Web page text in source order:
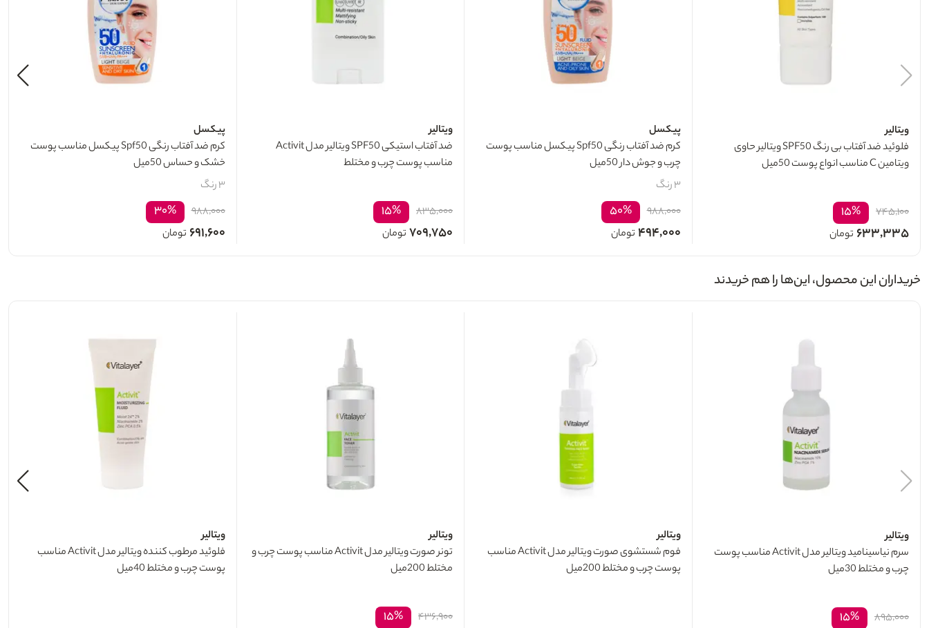
ویتالیر
فلوئید ضد آفتاب بی رنگ SPF50 ویتالیر حاوی
ویتامین C مناسب انواع پوست 50میل
۷۴۵,۱۰۰ ۱۵%
۶۳۳,۳۳۵ تومان
پیکسل
کرم ضد آفتاب رنگی Spf50 پیکسل مناسب پوست
چرب و جوش دار 50میل
۳ رنگ
۹۸۸,۰۰۰
۵۰%
۴۹۴,۰۰۰ تومان
ویتالیر
ضد آفتاب استیکی SPF50 ویتالیر مدل Activit
مناسب پوست چرب و مختلط
۸۳۵,۰۰۰ ۱۵%
۷۰۹,۷۵۰ تومان
پیکسل
کرم ضد آفتاب رنگی Spf50 پیکسل مناسب پوست
خشک و حساس 50میل
۳ رنگ
۹۸۸,۰۰۰
۳۰%
۶۹۱,۶۰۰ تومان
خریداران این محصول، این‌ها را هم خریدند
ویتالیر
سرم نیاسینامید ویتالیر مدل Activit مناسب پوست
چرب و مختلط 30میل
۸۹۵,۰۰۰ ۱۵%
ویتالیر
فوم شستشوی صورت ویتالیر مدل Activit مناسب
پوست چرب و مختلط 200میل
ویتالیر
تونر صورت ویتالیر مدل Activit مناسب پوست چرب و
مختلط 200میل
۴۳۶,۹۰۰ ۱۵%
ویتالیر
فلوئید مرطوب کننده ویتالیر مدل Activit مناسب
پوست چرب و مختلط 40میل